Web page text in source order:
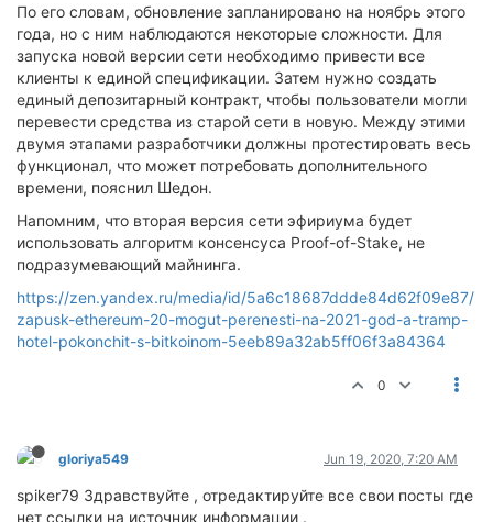
По его словам, обновление запланировано на ноябрь этого
года, но с ним наблюдаются некоторые сложности. Для
запуска новой версии сети необходимо привести все
клиенты к единой спецификации. Затем нужно создать
единый депозитарный контракт, чтобы пользователи могли
перевести средства из старой сети в новую. Между этими
двумя этапами разработчики должны протестировать весь
функционал, что может потребовать дополнительного
времени, пояснил Шедон.
Напомним, что вторая версия сети эфириума будет
использовать алгоритм консенсуса Proof-of-Stake, не
подразумевающий майнинга.
https://zen.yandex.ru/media/id/5a6c18687ddde84d62f09e87/
zapusk-ethereum-20-mogut-perenesti-na-2021-god-a-tramp-
hotel-pokonchit-s-bitkoinom-5eeb89a32ab5ff06f3a84364
0
gloriya549 Jun 19, 2020, 7:20 AM
spiker79 Здравствуйте , отредактируйте все свои посты где
нет ссылки на источник информации .